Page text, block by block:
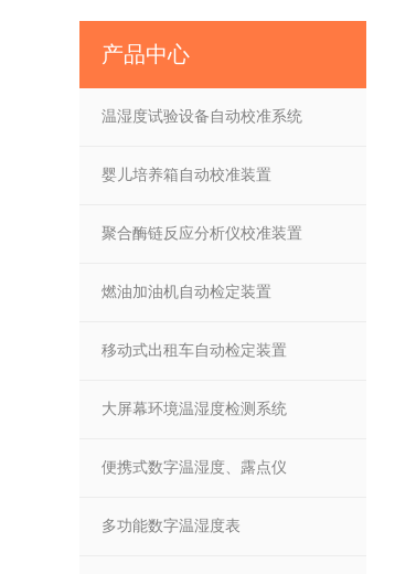
产品中心
温湿度试验设备自动校准系统
婴儿培养箱自动校准装置
聚合酶链反应分析仪校准装置
燃油加油机自动检定装置
移动式出租车自动检定装置
大屏幕环境温湿度检测系统
便携式数字温湿度、露点仪
多功能数字温湿度表